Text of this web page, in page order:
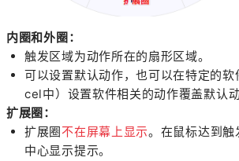
内圈和外圈：
触发区域为动作所在的扇形区域。
可以设置默认动作，也可以在特定的
cel中）设置软件相关的动作覆盖默认动
扩展圈：
扩展圈不在屏幕上显示。在鼠标达到
中心显示提示。